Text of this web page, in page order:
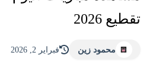
تقطيع 2026
محمود زين فبراير 2, 2026